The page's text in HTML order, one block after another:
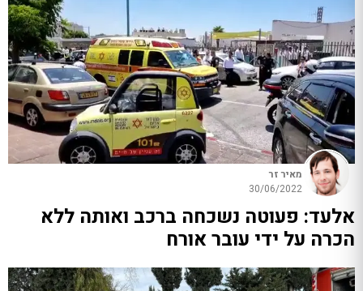
מאיר זר
30/06/2022
אלעד: פעוטה נשכחה ברכב ואותה ללא
הכרה על ידי עובר אורח